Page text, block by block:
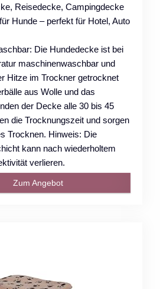
Reisedecke, Campingdecke
Hunde – perfekt für Hotel, Auto
Die Hundedecke ist bei
maschinenwaschbar und
Hitze im Trockner getrocknet
aus Wolle und das
der Decke alle 30 bis 45
die Trocknungszeit und sorgen
Trocknen. Hinweis: Die
kann nach wiederholtem
verlieren.
Zum Angebot